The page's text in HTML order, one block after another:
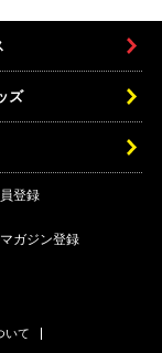
ズ
登録
ガジン登録
いて